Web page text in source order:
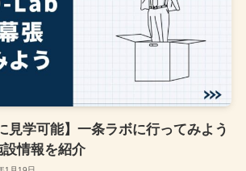
見学可能】一条ラボに行ってみよう
設情報を紹介